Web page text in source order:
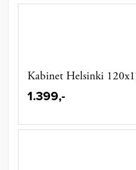
Kabinet Helsinki
1.399,-